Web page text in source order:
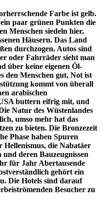
Farbe ist gelb.
paar grünen Punkten die
Menschen siedeln hier,
Häusern. Das Land
durchzogen. Autos sind
oder Fahrräder sieht man
über keine eigenen Öl-
den Menschen gut, Not ist
kommt von überall
arabischen
buttern eifrig mit, und
Natur des Wüstenlandes
umso mehr hat das
zu bieten. Die Bronzezeit
Phase haben Spuren
Hellenismus, die Nabatäer
deren Bauzeugnissen
für Jahr Abertausende
gehört ein
Die Hotels sind darauf
Besucher zu